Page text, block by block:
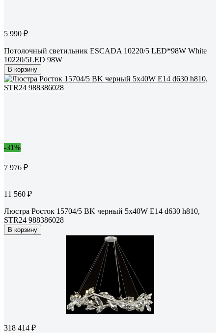
5 990 ₽
Потолочный светильник ESCADA 10220/5 LED*98W White
10220/5LED 98W
В корзину
-31%
7 976 ₽
11 560 ₽
Люстра Росток 15704/5 BK черный 5x40W E14 d630 h810,
STR24 988386028
В корзину
318 414 ₽